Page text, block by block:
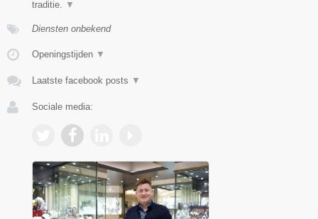
traditie. ▼
Diensten onbekend
Openingstijden ▼
Laatste facebook posts ▼
Sociale media: